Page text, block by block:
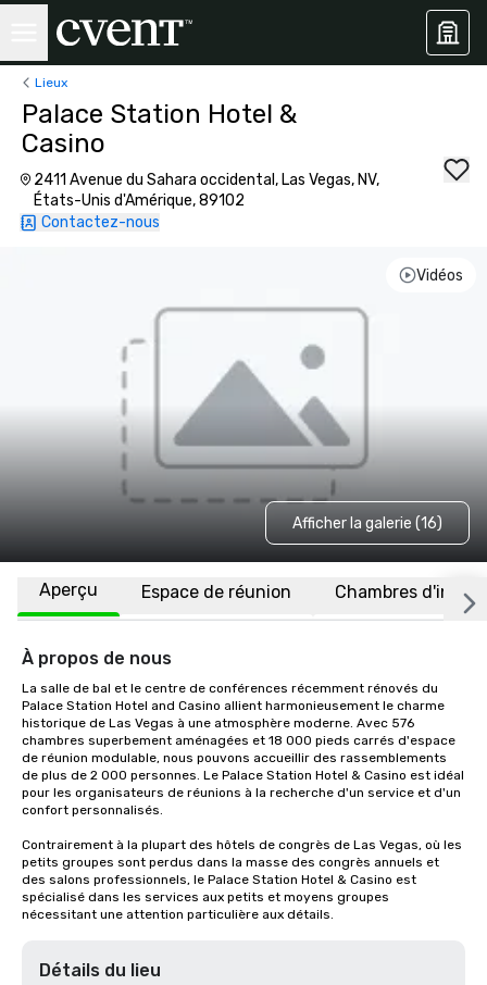
Lieux
Palace Station Hotel &
Casino
2411 Avenue du Sahara occidental, Las Vegas, NV,
États-Unis d'Amérique, 89102
Contactez-nous
Vidéos
Afficher la galerie (16)
Aperçu Espace de réunion Chambres
À propos de nous
La salle de bal et le centre de conférences récemment rénovés du
Palace Station Hotel and Casino allient harmonieusement le charme
historique de Las Vegas à une atmosphère moderne. Avec 576
chambres superbement aménagées et 18 000 pieds carrés d'espace
de réunion modulable, nous pouvons accueillir des rassemblements
de plus de 2 000 personnes. Le Palace Station Hotel & Casino est idéal
pour les organisateurs de réunions à la recherche d'un service et d'un
confort personnalisés.
Contrairement à la plupart des hôtels de congrès de Las Vegas, où les
petits groupes sont perdus dans la masse des congrès annuels et
des salons professionnels, le Palace Station Hotel & Casino est
spécialisé dans les services aux petits et moyens groupes
nécessitant une attention particulière aux détails.
Détails du lieu